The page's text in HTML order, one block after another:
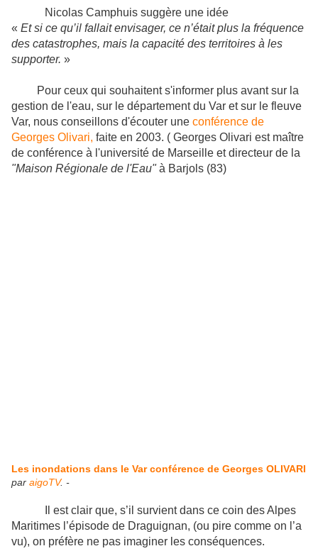
Nicolas Camphuis suggère une idée
« Et si ce qu’il fallait envisager, ce n’était plus la fréquence
des catastrophes, mais la capacité des territoires à les
supporter. »
Pour ceux qui souhaitent s'informer plus avant sur la
gestion de l'eau, sur le département du Var et sur le fleuve
Var, nous conseillons d'écouter une conférence de
Georges Olivari, faite en 2003. ( Georges Olivari est maître
de conférence à l'université de Marseille et directeur de la
"Maison Régionale de l'Eau"à Barjols (83)
Les inondations dans le Var conférence de Georges OLIVARI
par aigoTV. -
Il est clair que, s’il survient dans ce coin des Alpes
Maritimes l’épisode de Draguignan, (ou pire comme on l’a
vu), on préfère ne pas imaginer les conséquences.